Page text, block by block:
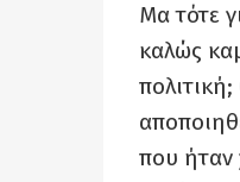
Μα τότε
καλώς
που ήταν